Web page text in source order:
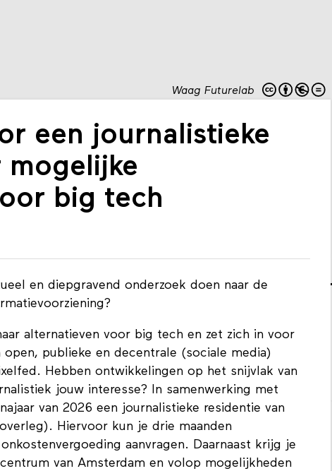
Waag Futurelab
een journalistieke
mogelijke
big tech
en diepgravend onderzoek doen naar de
alternatieven voor big tech en zet zich in voor
publieke en decentrale (sociale media)
Hebben ontwikkelingen op het snijvlak van
jouw interesse? In samenwerking met
van 2026 een journalistieke residentie van
Hiervoor kun je drie maanden
aanvragen. Daarnaast krijg je
van Amsterdam en volop mogelijkheden